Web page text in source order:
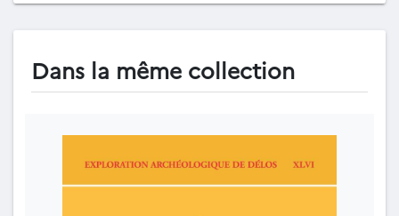
Dans la même collection